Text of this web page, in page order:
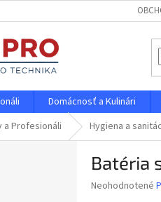
Domácnosť a Kulinári
a Profesionáli Hygiena a
Batéria
Priemerné
Neohodnotené